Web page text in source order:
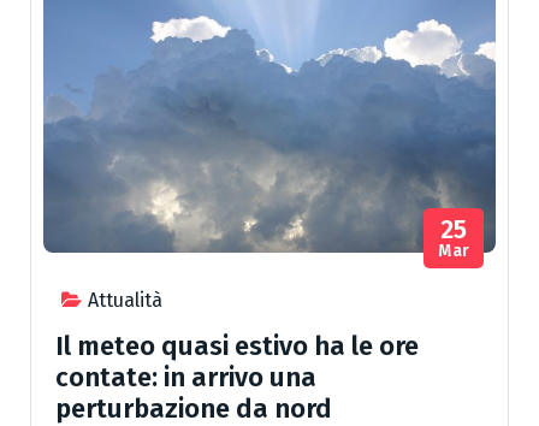
Attualità
25
Mar
Il meteo quasi estivo ha le ore
contate: in arrivo una
perturbazione da nord